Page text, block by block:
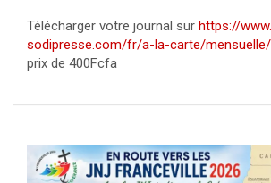
Télécharger votre journal sur https://
sodipresse.com/fr/a-la-carte/
prix de 400Fcfa